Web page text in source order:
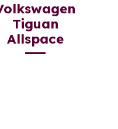
Tiguan
Allspace